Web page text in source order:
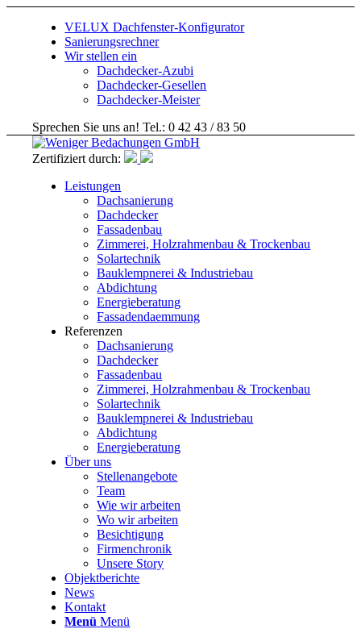
VELUX Dachfenster-Konfigurator
Sanierungsrechner
Wir stellen ein
Dachdecker-Azubi
Dachdecker-Gesellen
Dachdecker-Meister
Sprechen Sie uns an! Tel.: 0 42 43 / 83 50
Zertifiziert durch:
Leistungen
Dachsanierung
Dachdecker
Fassadenbau
Zimmerei, Holzrahmenbau & Trockenbau
Solartechnik
Bauklempnerei & Industriebau
Abdichtung
Energieberatung
Fassadendaemmung
Referenzen
Dachsanierung
Dachdecker
Fassadenbau
Zimmerei, Holzrahmenbau & Trockenbau
Solartechnik
Bauklempnerei & Industriebau
Abdichtung
Energieberatung
Über uns
Stellenangebote
Team
Wie wir arbeiten
Wo wir arbeiten
Besichtigung
Firmenchronik
Unsere Story
Objektberichte
News
Kontakt
Menü Menü